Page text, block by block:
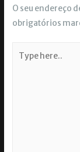
O seu endereço
obrigatórios